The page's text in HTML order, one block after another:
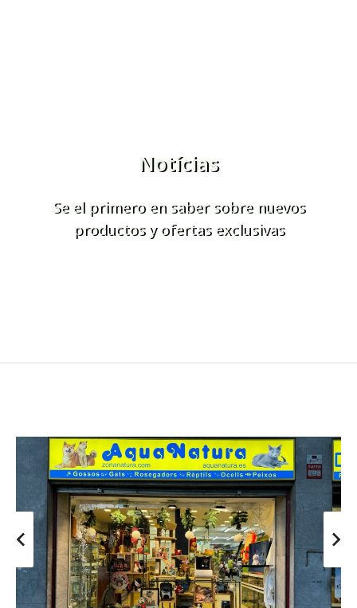
Notícias
Se el primero en saber sobre nuevos
productos y ofertas exclusivas